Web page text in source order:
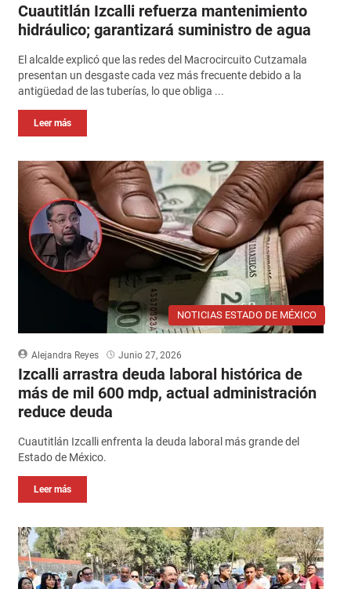
Cuautitlán Izcalli refuerza mantenimiento
hidráulico; garantizará suministro de agua
El alcalde explicó que las redes del Macrocircuito Cutzamala
presentan un desgaste cada vez más frecuente debido a la
antigüedad de las tuberías, lo que obliga ...
Leer más
NOTICIAS ESTADO DE MÉXICO
Alejandra Reyes Junio 27, 2026
Izcalli arrastra deuda laboral histórica de
más de mil 600 mdp, actual administración
reduce deuda
Cuautitlán Izcalli enfrenta la deuda laboral más grande del
Estado de México.
Leer más